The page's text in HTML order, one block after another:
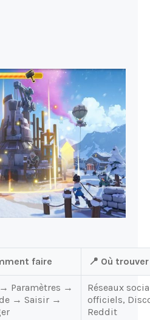
faire 📍 Où trouver
Paramètres →
→ Saisir →
Réseaux
officiels,
Reddit